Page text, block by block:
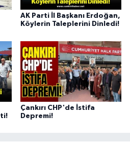
AK Parti İl Başkanı Erdoğan,
Köylerin Taleplerini Dinledi!
Çankırı CHP'de İstifa
Depremi!